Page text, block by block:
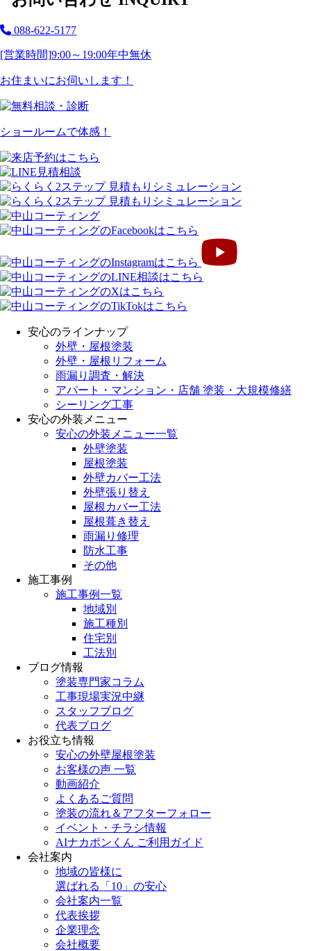
088-622-5177
[営業時間]9:00～19:00年中無休
お住まいにお伺いします！
ショールームで体感！
安心のラインナップ
外壁・屋根塗装
外壁・屋根リフォーム
雨漏り調査・解決
アパート・マンション・店舗 塗装・大規模修繕
シーリング工事
安心の外装メニュー
安心の外装メニュー一覧
外壁塗装
屋根塗装
外壁カバー工法
外壁張り替え
屋根カバー工法
屋根葺き替え
雨漏り修理
防水工事
その他
施工事例
施工事例一覧
地域別
施工種別
住宅別
工法別
ブログ情報
塗装専門家コラム
工事現場実況中継
スタッフブログ
代表ブログ
お役立ち情報
安心の外壁屋根塗装
お客様の声 一覧
動画紹介
よくあるご質問
塗装の流れ＆アフターフォロー
イベント・チラシ情報
AIナカポンくん ご利用ガイド
会社案内
地域の皆様に
選ばれる「10」の安心
会社案内一覧
代表挨拶
企業理念
会社概要